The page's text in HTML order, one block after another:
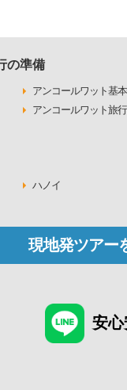
の準備
アンコールワット基
アンコールワット旅
ハノイ
現地発ツアー
安心